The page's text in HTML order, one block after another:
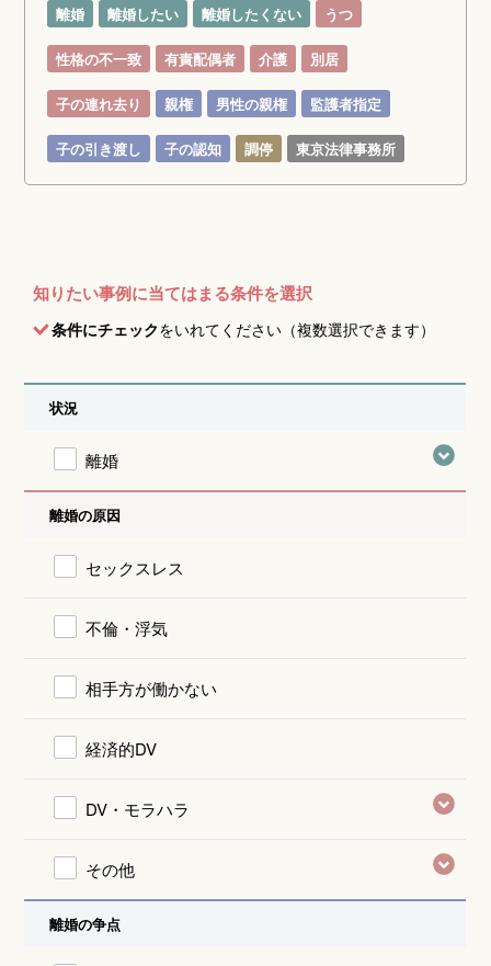
離婚 離婚したい 離婚したくない うつ
性格の不一致 有責配偶者 介護 別居
子の連れ去り 親権 男性の親権 監護者指定
子の引き渡し 子の認知 調停 東京法律事務所
知りたい事例に当てはまる条件を選択
条件にチェックをいれてください（複数選択できます）
状況
離婚
離婚の原因
セックスレス
不倫・浮気
相手方が働かない
経済的DV
DV・モラハラ
その他
離婚の争点